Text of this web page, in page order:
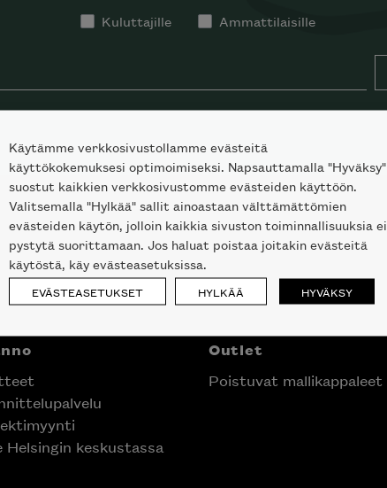
Kuluttajille Ammattilaisille
Helsingin keskustassa
Outlet
Poistuvat mallikappaleet
Käytämme verkkosivustollamme evästeitä
käyttökokemuksesi optimoimiseksi. Napsauttamalla "Hyväksy"
suostut kaikkien verkkosivustomme evästeiden käyttöön.
Valitsemalla "Hylkää" sallit ainoastaan välttämättömien
evästeiden käytön, jolloin kaikkia sivuston toiminnallisuuksia ei
pystytä suorittamaan. Jos haluat poistaa joitakin evästeitä
käytöstä, käy evästeasetuksissa.
EVÄSTEASETUKSET HYLKÄÄ HYVÄKSY